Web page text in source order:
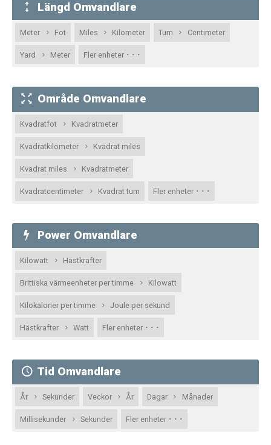
Längd Omvandlare
Meter Fot Miles Kilometer Tum Centimeter
Yard Meter Fler enheter · · ·
Område Omvandlare
Kvadratfot Kvadratmeter
Kvadratkilometer Kvadrat miles
Kvadrat miles Kvadratmeter
Kvadratcentimeter Kvadrat tum Fler enheter · · ·
Power Omvandlare
Kilowatt Hästkrafter
Brittiska värmeenheter per timme Kilowatt
Kilokalorier per timme Joule per sekund
Hästkrafter Watt Fler enheter · · ·
Tid Omvandlare
År Sekunder Veckor År Dagar Månader
Millisekunder Sekunder Fler enheter · · ·